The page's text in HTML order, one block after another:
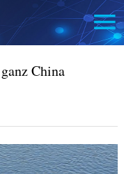
China